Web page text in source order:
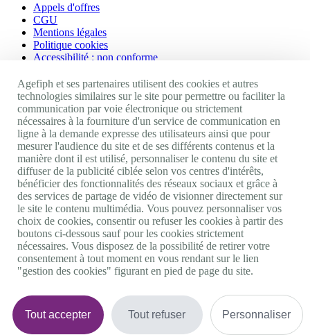
Appels d'offres
CGU
Mentions légales
Politique cookies
Accessibilité : non conforme
Nos autres sites
Site portail Agefiph
Activateur de progrès
Handinnov
Innovation et recherche
Université du RRH
Service AppuiPro
Nous suivre
Youtube
Linkedin
Facebook
Twitter
0 800 11 10 09Services & appel gratuitsDe 9h à 18h.
Nous contacter
Agefiph et ses partenaires utilisent des cookies et autres
technologies similaires sur le site pour permettre ou faciliter la
communication par voie électronique ou strictement
nécessaires à la fourniture d'un service de communication en
ligne à la demande expresse des utilisateurs ainsi que pour
mesurer l'audience du site et de ses différents contenus et la
manière dont il est utilisé, personnaliser le contenu du site et
diffuser de la publicité ciblée selon vos centres d'intérêts,
bénéficier des fonctionnalités des réseaux sociaux et grâce à
des services de partage de vidéo de visionner directement sur
le site le contenu multimédia. Vous pouvez personnaliser vos
choix de cookies, consentir ou refuser les cookies à partir des
boutons ci-dessous sauf pour les cookies strictement
nécessaires. Vous disposez de la possibilité de retirer votre
consentement à tout moment en vous rendant sur le lien
"gestion des cookies" figurant en pied de page du site.
Tout accepter Tout refuser Personnaliser